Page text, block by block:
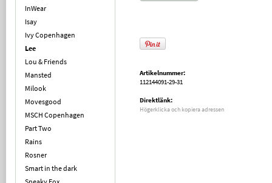
InWear
Isay
Ivy Copenhagen
Lee
Lou & Friends
Mansted
Milook
Movesgood
MSCH Copenhagen
Part Two
Rains
Rosner
Smart in the dark
Sneaky Fox
Artikelnummer:
112144091-29-31
Direktlänk:
Högerklicka och kopiera adressen